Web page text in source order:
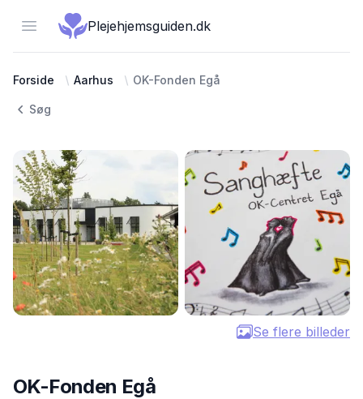
Open menuPlejehjemsguiden.dk
Forside Aarhus OK-Fonden Egå
Søg
Se flere billeder
OK-Fonden Egå